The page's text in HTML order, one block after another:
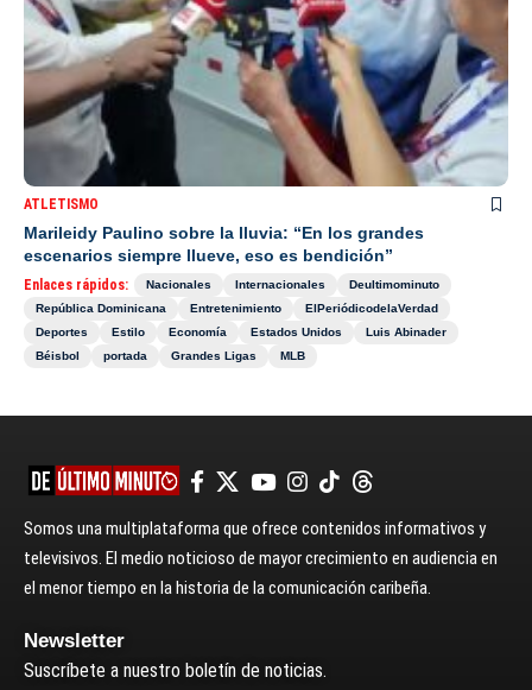
ATLETISMO
Marileidy Paulino sobre la lluvia: “En los grandes
escenarios siempre llueve, eso es bendición”
Enlaces rápidos: Nacionales Internacionales
Deultimominuto
República Dominicana
Entretenimiento
ElPeriódicodelaVerdad
Deportes
Estilo Economía Estados Unidos
Luis Abinader
Béisbol
portada Grandes Ligas MLB
Somos una multiplataforma que ofrece contenidos informativos y
televisivos. El medio noticioso de mayor crecimiento en audiencia en
el menor tiempo en la historia de la comunicación caribeña.
Newsletter
Suscríbete a nuestro boletín de noticias.